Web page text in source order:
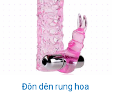
Đôn dên rung hoa